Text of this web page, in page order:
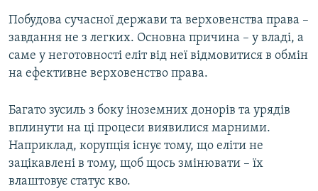
Побудова сучасної держави та верховенства права –
завдання не з легких. Основна причина – у владі, а
саме у неготовності еліт від неї відмовитися в обмін
на ефективне верховенство права.
Багато зусиль з боку іноземних донорів та урядів
вплинути на ці процеси виявилися марними.
Наприклад, корупція існує тому, що еліти не
зацікавлені в тому, щоб щось змінювати – їх
влаштовує статус кво.